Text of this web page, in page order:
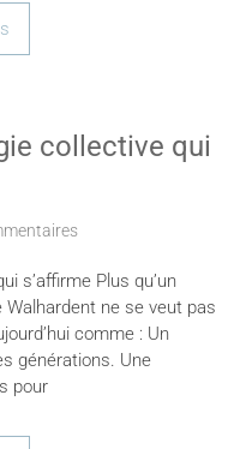
collective qui
s’affirme Plus qu’un
ne se veut pas
comme : Un
générations. Une
pour